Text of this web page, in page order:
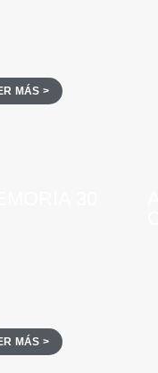
MÁS >
MÁS >